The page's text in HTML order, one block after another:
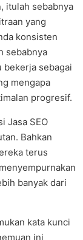
itulah sebabnya
yang
konsisten
sebabnya
bekerja sebagai
mengapa
progresif.
Jasa SEO
Bahkan
terus
banyak dari
kata kunci
ini